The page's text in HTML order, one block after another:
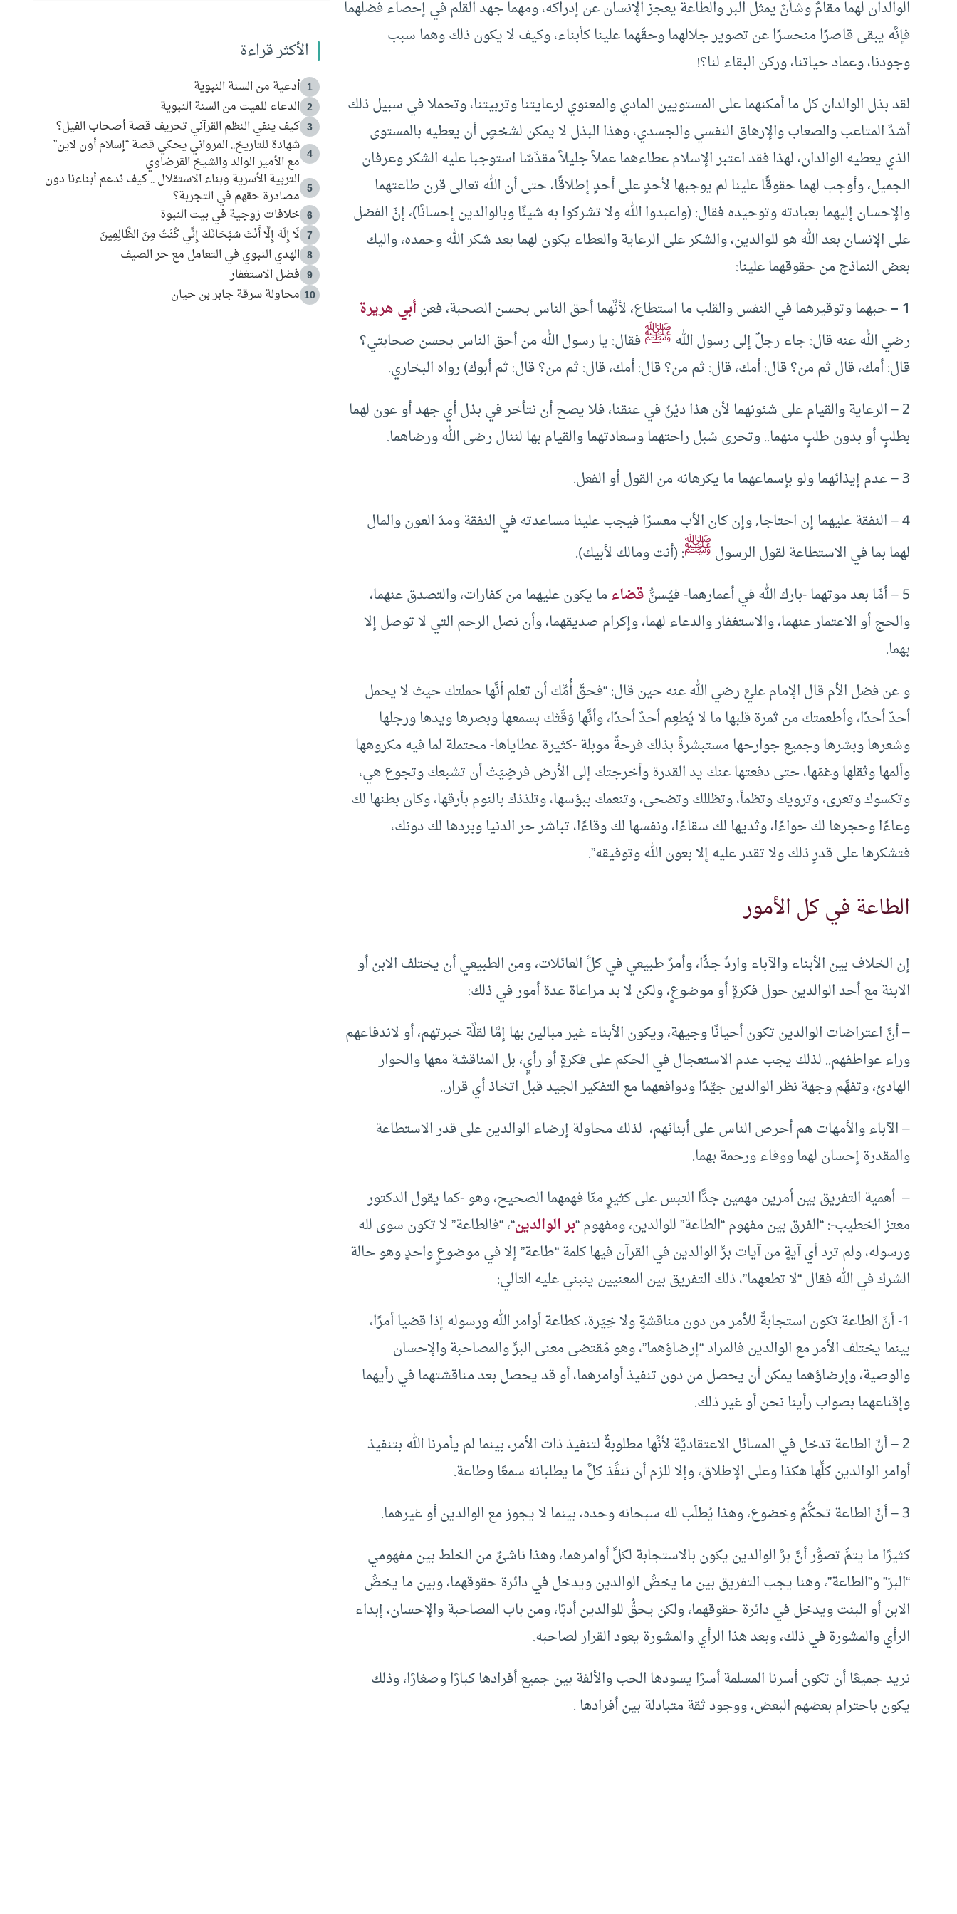
الوالدان لهما مقامٌ وشأنٌ يمثل البر والطاعة يعجز الإنسان عن إدراكه، ومهما جهد القلم في إحصاء فضلهما
فإنَّه يبقى قاصرًا منحسرًا عن تصوير جلالهما وحقّهما علينا كأبناء، وكيف لا يكون ذلك وهما سبب
وجودنا، وعماد حياتنا، وركن البقاء لنا؟!
لقد بذل الوالدان كل ما أمكنهما على المستويين المادي والمعنوي لرعايتنا وتربيتنا، وتحملا في سبيل ذلك
أشدَّ المتاعب والصعاب والإرهاق النفسي والجسدي، وهذا البذل لا يمكن لشخصٍ أن يعطيه بالمستوى
الذي يعطيه الوالدان، لهذا فقد اعتبر الإسلام عطاءهما عملاً جليلاً مقدَّسًا استوجبا عليه الشكر وعرفان
الجميل، وأوجب لهما حقوقًا علينا لم يوجبها لأحدٍ على أحدٍ إطلاقًا، حتى أن الله تعالى قرن طاعتهما
والإحسان إليهما بعبادته وتوحيده فقال: (واعبدوا الله ولا تشركوا به شيئًا وبالوالدين إحسانًا)، إنَّ الفضل
على الإنسان بعد الله هو للوالدين، والشكر على الرعاية والعطاء يكون لهما بعد شكر الله وحمده، واليك
بعض النماذج من حقوقهما علينا:
1 –
حبهما وتوقيرهما في النفس والقلب ما استطاع، لأنَّهما أحق الناس بحسن الصحبة، فعنأبي هريرة
رضي الله عنه قال: جاء رجلٌ إلى رسول اللهﷺفقال: يا رسول الله من أحق الناس بحسن صحابتي؟
قال: أمك، قال ثم من؟ قال: أمك، قال: ثم من؟ قال: أمك، قال: ثم من؟ قال: ثم أبوك) رواه البخاري.
2 – الرعاية والقيام على شئونهما لأن هذا ديْنٌ في عنقنا، فلا يصح أن نتأخر في بذل أي جهد أو عون لهما
بطلبٍ أو بدون طلبٍ منهما.. وتحرى سُبل راحتهما وسعادتهما والقيام بها لننال رضى الله ورضاهما.
3 – عدم إيذائهما ولو بإسماعهما ما يكرهانه من القول أو الفعل.
4 – النفقة عليهما إن احتاجا, وإن كان الأب معسرًا فيجب علينا مساعدته في النفقة ومدّ العون والمال
لهما بما في الاستطاعة لقول الرسولﷺ: (أنت ومالك لأبيك).
5 – أمَّا بعد موتهما -بارك الله في أعمارهما- فيُسنُّ
قضاءما يكون عليهما من كفارات، والتصدق عنهما،
والحج أو الاعتمار عنهما، والاستغفار والدعاء لهما، وإكرام صديقهما، وأن نصل الرحم التي لا توصل إلا
بهما.
و عن فضل الأم قال الإمام عليٍّ رضي الله عنه حين قال: “فحقّ أُمِّك أن تعلم أنَّها حملتك حيث لا يحمل
أحدٌ أحدًا، وأطعمتك من ثمرة قلبها ما لا يُطعِم أحدٌ أحدًا، وأنَّها وَقَتْك بسمعها وبصرها ويدها ورجلها
وشعرها وبشرها وجميع جوارحها مستبشرةً بذلك فرحةً موبلة -كثيرة عطاياها- محتملة لما فيه مكروهها
وألمها وثقلها وغمّها، حتى دفعتها عنك يد القدرة وأخرجتك إلى الأرض فرضِيَتْ أن تشبعك وتجوع هي،
وتكسوك وتعرى، وترويك وتظمأ، وتظللك وتضحى، وتنعمك ببؤسها، وتلذذك بالنوم بأرقها، وكان بطنها لك
وعاءًا وحجرها لك حواءًا، وثديها لك سقاءًا، ونفسها لك وقاءًا، تباشر حر الدنيا وبردها لك دونك،
فتشكرها على قدرِ ذلك ولا تقدر عليه إلا بعون الله وتوفيقه”.
الطاعة في كل الأمور
إن الخلاف بين الأبناء والآباء واردٌ جدًّا، وأمرٌ طبيعي في كلِّ العائلات، ومن الطبيعي أن يختلف الابن أو
الابنة مع أحد الوالدين حول فكرةٍ أو موضوعٍ، ولكن لا بد مراعاة عدة أمور في ذلك:
– أنَّ اعتراضات الوالدين تكون أحيانًا وجيهة، ويكون الأبناء غير مبالين بها إمَّا لقلَّة خبرتهم، أو لاندفاعهم
وراء عواطفهم.. لذلك يجب عدم الاستعجال في الحكم على فكرةٍ أو رأيٍ، بل المناقشة معها والحوار
الهادئ، وتفهَّم وجهة نظر الوالدين جيِّدًا ودوافعهما مع التفكير الجيد قبل اتخاذ أي قرار..
– الآباء والأمهات هم أحرص الناس على أبنائهم، لذلك محاولة إرضاء الوالدين على قدر الاستطاعة
والمقدرة إحسان لهما ووفاء ورحمة بهما.
– أهمية التفريق بين أمرين مهمين جدًّا التبس على كثيرٍ منّا فهمهما الصحيح، وهو -كما يقول الدكتور
معتز الخطيب-: “الفرق بين مفهوم “الطاعة” للوالدين، ومفهوم “بر الوالدين“، “فالطاعة” لا تكون سوى لله
ورسوله، ولم ترد أي آيةٍ من آيات برِّ الوالدين في القرآن فيها كلمة “طاعة” إلا في موضوعٍ واحدٍ وهو حالة
الشرك في الله فقال “لا تطعهما”، ذلك التفريق بين المعنيين ينبني عليه التالي:
1- أنَّ الطاعة تكون استجابةً للأمر من دون مناقشةٍ ولا خِيَرة، كطاعة أوامر الله ورسوله إذا قضيا أمرًا،
بينما يختلف الأمر مع الوالدين فالمراد “إرضاؤهما”، وهو مُقتضى معنى البرِّ والمصاحبة والإحسان
والوصية، وإرضاؤهما يمكن أن يحصل من دون تنفيذ أوامرهما، أو قد يحصل بعد مناقشتهما في رأيهما
وإقناعهما بصواب رأينا نحن أو غير ذلك.
2 – أنَّ الطاعة تدخل في المسائل الاعتقاديَّة لأنَّها مطلوبةٌ لتنفيذ ذات الأمر، بينما لم يأمرنا الله بتنفيذ
أوامر الوالدين كلِّها هكذا وعلى الإطلاق، وإلا للزم أن ننفِّذ كلَّ ما يطلبانه سمعًا وطاعة.
3 – أنَّ الطاعة تحكُّمٌ وخضوع، وهذا يُطلَب لله سبحانه وحده، بينما لا يجوز مع الوالدين أو غيرهما.
كثيرًا ما يتمُّ تصوُّر أنَّ برَّ الوالدين يكون بالاستجابة لكلِّ أوامرهما، وهذا ناشئٌ من الخلط بين مفهومي
“البرّ” و”الطاعة”، وهنا يجب التفريق بين ما يخصُّ الوالدين ويدخل في دائرة حقوقهما، وبين ما يخصُّ
الابن أو البنت ويدخل في دائرة حقوقهما، ولكن يحقُّ للوالدين أدبًا، ومن باب المصاحبة والإحسان، إبداء
الرأي والمشورة في ذلك، وبعد هذا الرأي والمشورة يعود القرار لصاحبه.
نريد جميعًا أن تكون أسرنا المسلمة أسرًا يسودها الحب والألفة بين جميع أفرادها كبارًا وصغارًا، وذلك
يكون باحترام بعضهم البعض، ووجود ثقة متبادلة بين أفرادها .
الأكثر قراءة
1 أدعية من السنة النبوية
2 الدعاء للميت من السنة النبوية
3 كيف ينفي النظم القرآني تحريف قصة أصحاب الفيل؟
4
شهادة للتاريخ.. المرواني يحكي قصة “إسلام أون لاين”
مع الأمير الوالد والشيخ القرضاوي
5
التربية الأسرية وبناء الاستقلال .. كيف ندعم أبناءنا دون
مصادرة حقهم في التجربة؟
6 خلافات زوجية في بيت النبوة
7 لَا إِلَهَ إِلَّا أَنْتَ سُبْحَانَكَ إِنِّي كُنْتُ مِنَ الظَّالِمِينَ
8 الهدي النبوي في التعامل مع حر الصيف
9 فضل الاستغفار
10 محاولة سرقة جابر بن حيان